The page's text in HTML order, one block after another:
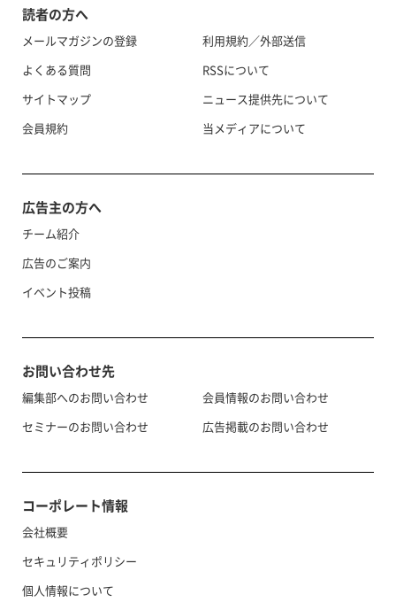
読者の方へ
メールマガジンの登録
よくある質問
サイトマップ
会員規約
利用規約／外部送信
RSSについて
ニュース提供先について
当メディアについて
広告主の方へ
チーム紹介
広告のご案内
イベント投稿
お問い合わせ先
編集部へのお問い合わせ
セミナーのお問い合わせ
会員情報のお問い合わせ
広告掲載のお問い合わせ
コーポレート情報
会社概要
セキュリティポリシー
個人情報について